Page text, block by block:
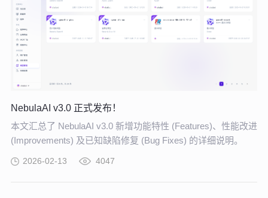
NebulaAI v3.0 正式发布！
本文汇总了 NebulaAI v3.0 新增功能特性 (Features)、性能改进
(Improvements) 及已知缺陷修复 (Bug Fixes) 的详细说明。
2026-02-13 4047